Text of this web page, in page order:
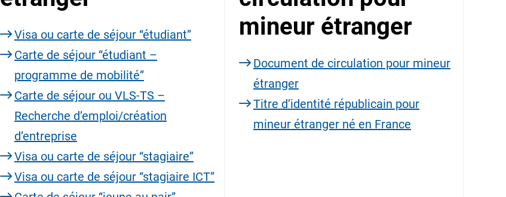
Visa ou carte de séjour “étudiant”
Carte de séjour “étudiant –
programme de mobilité”
Carte de séjour ou VLS-TS –
Recherche d’emploi/création
d’entreprise
Visa ou carte de séjour “stagiaire”
Visa ou carte de séjour “stagiaire ICT”
mineur étranger
Document de circulation pour mineur
étranger
Titre d’identité républicain pour
mineur étranger né en France